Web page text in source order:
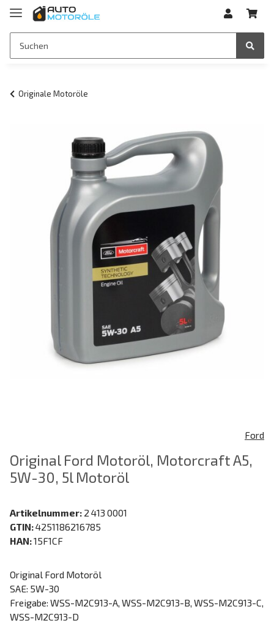
Originale Motoröle
Ford
Original Ford Motoröl, Motorcraft A5,
5W-30, 5l Motoröl
Artikelnummer: 2 413 0001
GTIN:4251186216785
HAN:15F1CF
Original Ford Motoröl
SAE: 5W-30
Freigabe: WSS-M2C913-A, WSS-M2C913-B, WSS-M2C913-C,
WSS-M2C913-D